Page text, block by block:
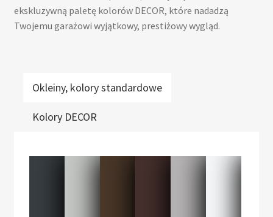
ekskluzywną paletę kolorów DECOR, które nadadzą
Twojemu garażowi wyjątkowy, prestiżowy wygląd.
Okleiny, kolory standardowe
Kolory DECOR